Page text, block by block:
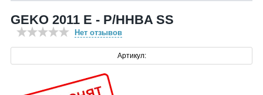
GEKO 2011 E - P/HHBA SS
Нет отзывов
Артикул: